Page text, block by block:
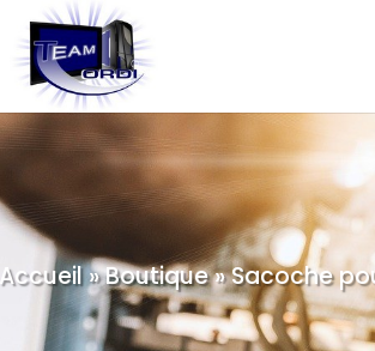
Accueil»Boutique»Sacoche